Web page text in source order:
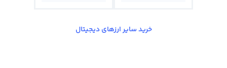
خرید سایر ارزهای دیجیتال